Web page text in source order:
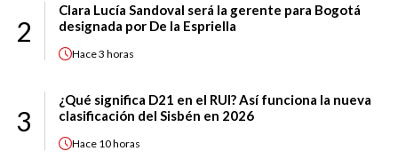
2
Clara Lucía Sandoval será la gerente para Bogotá
designada por De la Espriella
Hace3 horas
3
¿Qué significa D21 en el RUI? Así funciona la nueva
clasificación del Sisbén en 2026
Hace 10 horas